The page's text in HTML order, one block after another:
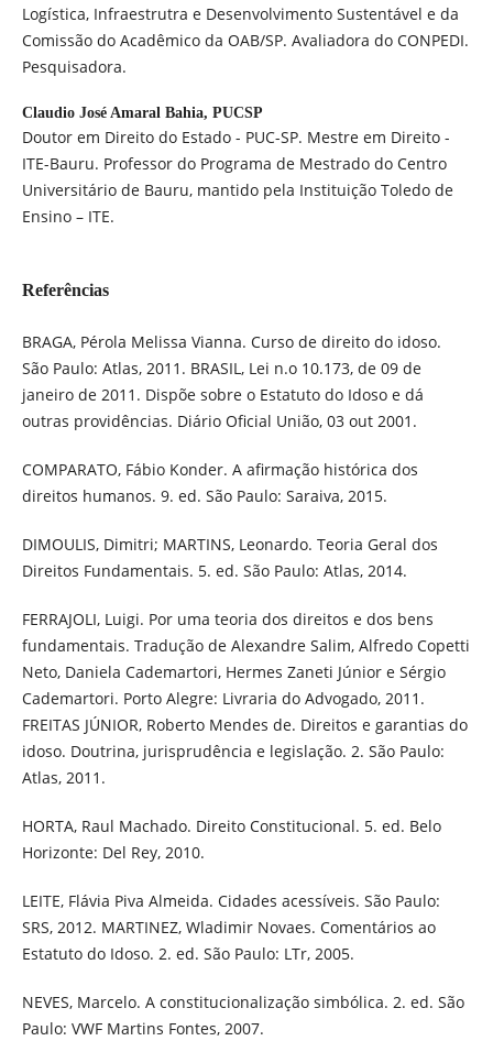
Logística, Infraestrutra e Desenvolvimento Sustentável e da
Comissão do Acadêmico da OAB/SP. Avaliadora do CONPEDI.
Pesquisadora.
Claudio José Amaral Bahia, PUCSP
Doutor em Direito do Estado - PUC-SP. Mestre em Direito -
ITE-Bauru. Professor do Programa de Mestrado do Centro
Universitário de Bauru, mantido pela Instituição Toledo de
Ensino – ITE.
Referências
BRAGA, Pérola Melissa Vianna. Curso de direito do idoso.
São Paulo: Atlas, 2011. BRASIL, Lei n.o 10.173, de 09 de
janeiro de 2011. Dispõe sobre o Estatuto do Idoso e dá
outras providências. Diário Oficial União, 03 out 2001.
COMPARATO, Fábio Konder. A afirmação histórica dos
direitos humanos. 9. ed. São Paulo: Saraiva, 2015.
DIMOULIS, Dimitri; MARTINS, Leonardo. Teoria Geral dos
Direitos Fundamentais. 5. ed. São Paulo: Atlas, 2014.
FERRAJOLI, Luigi. Por uma teoria dos direitos e dos bens
fundamentais. Tradução de Alexandre Salim, Alfredo Copetti
Neto, Daniela Cademartori, Hermes Zaneti Júnior e Sérgio
Cademartori. Porto Alegre: Livraria do Advogado, 2011.
FREITAS JÚNIOR, Roberto Mendes de. Direitos e garantias do
idoso. Doutrina, jurisprudência e legislação. 2. São Paulo:
Atlas, 2011.
HORTA, Raul Machado. Direito Constitucional. 5. ed. Belo
Horizonte: Del Rey, 2010.
LEITE, Flávia Piva Almeida. Cidades acessíveis. São Paulo:
SRS, 2012. MARTINEZ, Wladimir Novaes. Comentários ao
Estatuto do Idoso. 2. ed. São Paulo: LTr, 2005.
NEVES, Marcelo. A constitucionalização simbólica. 2. ed. São
Paulo: VWF Martins Fontes, 2007.